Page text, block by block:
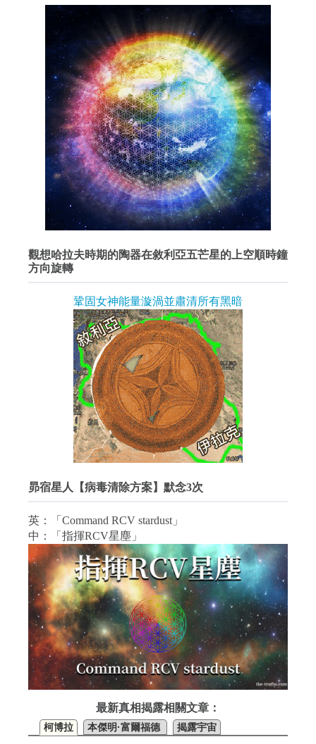
觀想哈拉夫時期的陶器在敘利亞五芒星的上空順時鐘
方向旋轉
鞏固女神能量漩渦並肅清所有黑暗
昴宿星人【病毒清除方案】默念3次
英：「Command RCV stardust」
中：「指揮RCV星塵」
最新真相揭露相關文章：
柯博拉 本傑明·富爾福德 揭露宇宙